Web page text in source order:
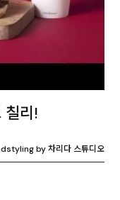
리!
by 차리다 스튜디오